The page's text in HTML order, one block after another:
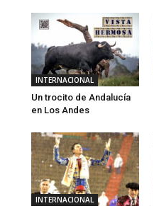
INTERNACIONAL
Un trocito de Andalucía
en Los Andes
INTERNACIONAL